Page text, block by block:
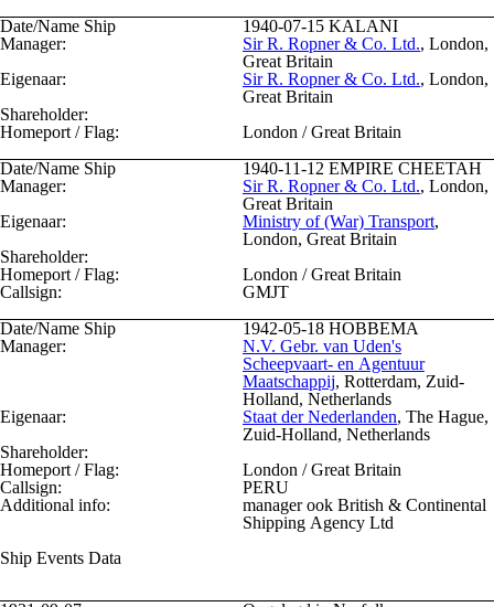
Date/Name Ship
1940-07-15 KALANI
Manager:
Sir R. Ropner & Co. Ltd., London,
Great Britain
Eigenaar:
Sir R. Ropner & Co. Ltd., London,
Great Britain
Shareholder:
Homeport / Flag:
London / Great Britain
Date/Name Ship
1940-11-12 EMPIRE CHEETAH
Manager:
Sir R. Ropner & Co. Ltd., London,
Great Britain
Eigenaar:
Ministry of (War) Transport,
London, Great Britain
Shareholder:
Homeport / Flag:
London / Great Britain
Callsign:
GMJT
Date/Name Ship
1942-05-18 HOBBEMA
Manager:
N.V. Gebr. van Uden's
Scheepvaart- en Agentuur
Maatschappij, Rotterdam, Zuid-
Holland, Netherlands
Eigenaar:
Staat der Nederlanden, The Hague,
Zuid-Holland, Netherlands
Shareholder:
Homeport / Flag:
London / Great Britain
Callsign:
PERU
Additional info:
manager ook British & Continental
Shipping Agency Ltd
Ship Events Data